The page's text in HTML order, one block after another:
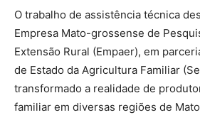
O trabalho de assistência técnica
Empresa Mato-grossense de
Extensão Rural (Empaer), em
de Estado da Agricultura Familiar
transformado a realidade de
familiar em diversas regiões de